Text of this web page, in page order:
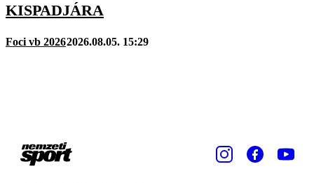
KISPADJÁRA
Foci vb 20262026.08.05. 15:29